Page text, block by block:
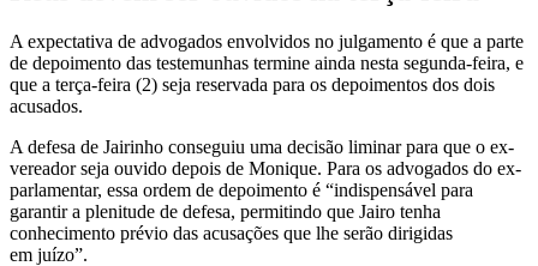
A expectativa de advogados envolvidos no julgamento é que a parte
de depoimento das testemunhas termine ainda nesta segunda-feira, e
que a terça-feira (2) seja reservada para os depoimentos dos dois
acusados.
A defesa de Jairinho conseguiu uma decisão liminar para que o ex-
vereador seja ouvido depois de Monique. Para os advogados do ex-
parlamentar, essa ordem de depoimento é “indispensável para
garantir a plenitude de defesa, permitindo que Jairo tenha
conhecimento prévio das acusações que lhe serão dirigidas
em juízo”.